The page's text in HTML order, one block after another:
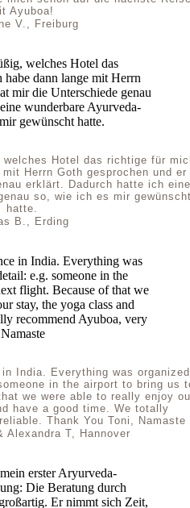
Ayuboa!
V., Freiburg
Hotel das richtige für
Herrn Goth gesprochen und er
erklärt. Dadurch hatte ich eine
so, wie ich es mir
hatte.
B., Erding
India. Everything was organized
in the airport to bring us
we were able to really enjoy
have a good time. We totally
Thank You Toni, Namaste
Alexandra T, Hannover